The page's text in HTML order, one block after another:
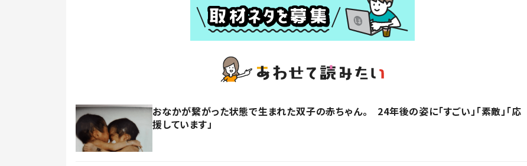
おなかが繋がった状態で生まれた双子の赤ちゃん。 24年後の姿に「すごい」「素敵」「応
援しています」